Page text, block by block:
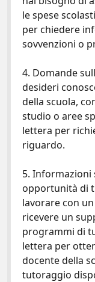
le spese
per chiedere
sovvenzioni o
4. Domande
desideri
della scuola,
studio o aree
lettera per
riguardo.
5. Informazioni
opportunità di
lavorare con
ricevere un
programmi di
lettera per
docente della
tutoraggio